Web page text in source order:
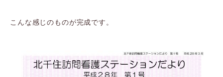
こんな感じのものが完成です。